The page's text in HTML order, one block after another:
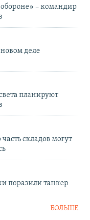
– командир
деле
планируют
складов могут
поразили танкер
БОЛЬШЕ